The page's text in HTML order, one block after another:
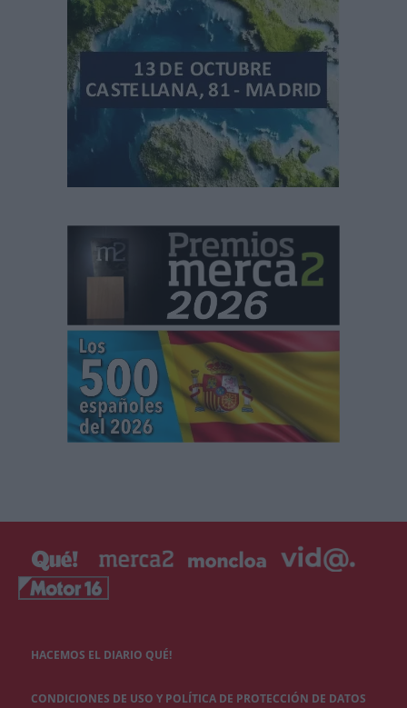
HACEMOS EL DIARIO QUÉ!
CONDICIONES DE USO Y POLÍTICA DE PROTECCIÓN DE DATOS